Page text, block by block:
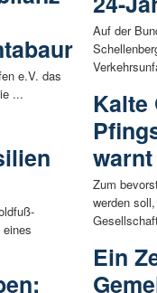
e.V. das
...
Auf der
Kalte
Zum
werden
Ein